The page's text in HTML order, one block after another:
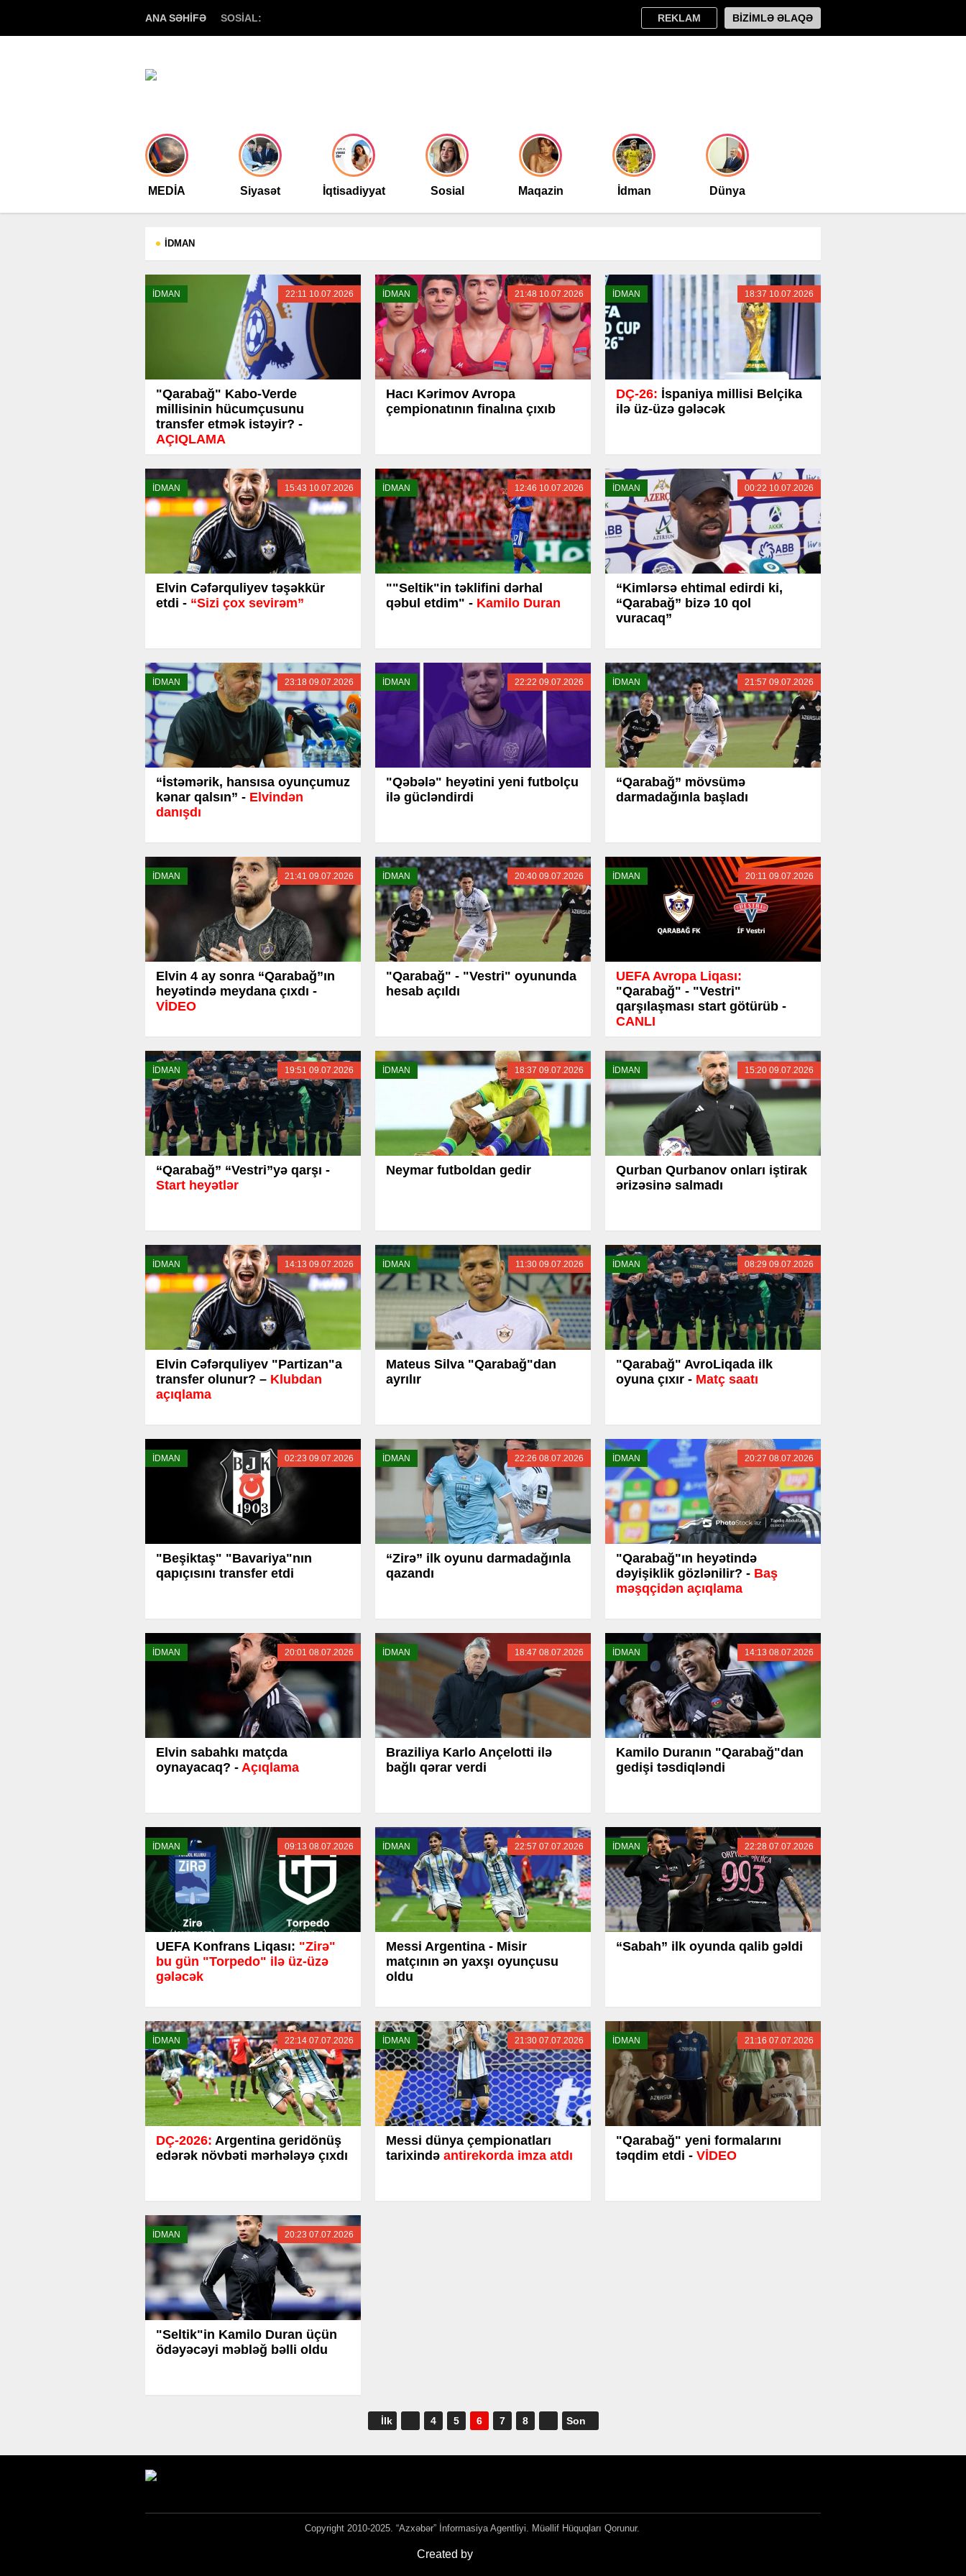
ANA SƏHİFƏ SOSİAL: REKLAM BİZİMLƏ ƏLAQƏ
MEDİA Siyasət İqtisadiyyat Sosial Maqazin İdman Dünya
İDMAN
İDMAN 22:11 10.07.2026
"Qarabağ" Kabo-Verde
millisinin hücumçusunu
transfer etmək istəyir? -
AÇIQLAMA
İDMAN 21:48 10.07.2026
Hacı Kərimov Avropa
çempionatının finalına çıxıb
İDMAN 18:37 10.07.2026
DÇ-26: İspaniya millisi Belçika
ilə üz-üzə gələcək
İDMAN 15:43 10.07.2026
Elvin Cəfərquliyev təşəkkür
etdi - “Sizi çox sevirəm”
İDMAN 12:46 10.07.2026
""Seltik"in təklifini dərhal
qəbul etdim" - Kamilo Duran
İDMAN 00:22 10.07.2026
“Kimlərsə ehtimal edirdi ki,
“Qarabağ” bizə 10 qol
vuracaq”
İDMAN 23:18 09.07.2026
“İstəmərik, hansısa oyunçumuz
kənar qalsın” - Elvindən
danışdı
İDMAN 22:22 09.07.2026
"Qəbələ" heyətini yeni futbolçu
ilə gücləndirdi
İDMAN 21:57 09.07.2026
“Qarabağ” mövsümə
darmadağınla başladı
İDMAN 21:41 09.07.2026
Elvin 4 ay sonra “Qarabağ”ın
heyətində meydana çıxdı -
VİDEO
İDMAN 20:40 09.07.2026
"Qarabağ" - "Vestri" oyununda
hesab açıldı
İDMAN 20:11 09.07.2026
UEFA Avropa Liqası:
"Qarabağ" - "Vestri"
qarşılaşması start götürüb -
CANLI
İDMAN 19:51 09.07.2026
“Qarabağ” “Vestri”yə qarşı -
Start heyətlər
İDMAN 18:37 09.07.2026
Neymar futboldan gedir
İDMAN 15:20 09.07.2026
Qurban Qurbanov onları iştirak
ərizəsinə salmadı
İDMAN 14:13 09.07.2026
Elvin Cəfərquliyev "Partizan"a
transfer olunur? – Klubdan
açıqlama
İDMAN 11:30 09.07.2026
Mateus Silva "Qarabağ"dan
ayrılır
İDMAN 08:29 09.07.2026
"Qarabağ" AvroLiqada ilk
oyuna çıxır - Matç saatı
İDMAN 02:23 09.07.2026
"Beşiktaş" "Bavariya"nın
qapıçısını transfer etdi
İDMAN 22:26 08.07.2026
“Zirə” ilk oyunu darmadağınla
qazandı
İDMAN 20:27 08.07.2026
"Qarabağ"ın heyətində
dəyişiklik gözlənilir? - Baş
məşqçidən açıqlama
İDMAN 20:01 08.07.2026
Elvin sabahkı matçda
oynayacaq? - Açıqlama
İDMAN 18:47 08.07.2026
Braziliya Karlo Ançelotti ilə
bağlı qərar verdi
İDMAN 14:13 08.07.2026
Kamilo Duranın "Qarabağ"dan
gedişi təsdiqləndi
İDMAN 09:13 08.07.2026
UEFA Konfrans Liqası: "Zirə"
bu gün "Torpedo" ilə üz-üzə
gələcək
İDMAN 22:57 07.07.2026
Messi Argentina - Misir
matçının ən yaxşı oyunçusu
oldu
İDMAN 22:28 07.07.2026
“Sabah” ilk oyunda qalib gəldi
İDMAN 22:14 07.07.2026
DÇ-2026: Argentina geridönüş
edərək növbəti mərhələyə çıxdı
İDMAN 21:30 07.07.2026
Messi dünya çempionatları
tarixində antirekorda imza atdı
İDMAN 21:16 07.07.2026
"Qarabağ" yeni formalarını
təqdim etdi - VİDEO
İDMAN 20:23 07.07.2026
"Seltik"in Kamilo Duran üçün
ödəyəcəyi məbləğ bəlli oldu
İlk 4 5 6 7 8 Son
Copyright 2010-2025. “Azxəbər” İnformasiya Agentliyi. Müəllif Hüquqları Qorunur.
Created by